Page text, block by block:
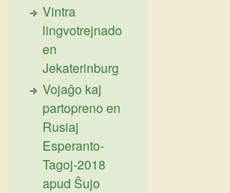
Vintra
lingvotrejnado
en
Jekaterinburg
Vojaĝo kaj
partopreno en
Rusiaj
Esperanto-
Tagoj-2018
apud Ŝujo